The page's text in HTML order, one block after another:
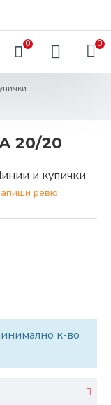
0 0
20/20
ревю
к-во